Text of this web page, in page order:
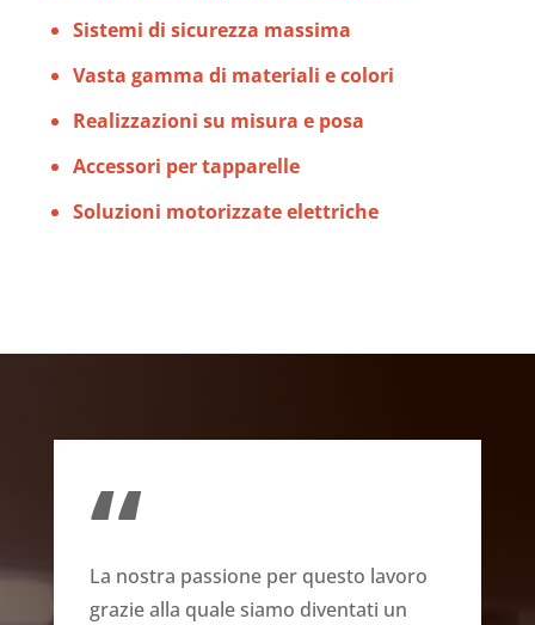
Sistemi di sicurezza massima
Vasta gamma di materiali e colori
Realizzazioni su misura e posa
Accessori per tapparelle
Soluzioni motorizzate elettriche
“
La nostra passione per questo lavoro
grazie alla quale siamo diventati un